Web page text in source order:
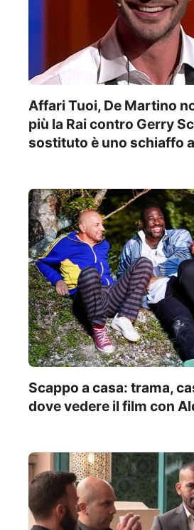
Affari Tuoi, De Martino
più la Rai contro Gerry
sostituto è uno schiaffo
Scappo a casa: trama,
dove vedere il film con